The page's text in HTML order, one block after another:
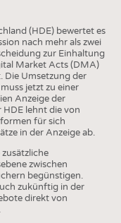
(HDE) bewertet es
nach mehr als zwei
zur Einhaltung
Market Acts (DMA)
Umsetzung der
jetzt zu einer
Anzeige der
lehnt die von
für sich
in der Anzeige ab.
zwischen
begünstigen.
zukünftig in der
direkt von